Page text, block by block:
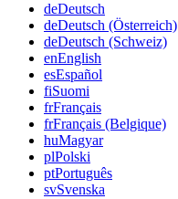
deDeutsch
deDeutsch (Österreich)
deDeutsch (Schweiz)
enEnglish
esEspañol
fiSuomi
frFrançais
frFrançais (Belgique)
huMagyar
plPolski
ptPortuguês
svSvenska